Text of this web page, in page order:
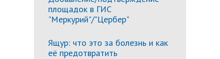
площадок в ГИС
"Меркурий"/"Цербер"
Ящур: что это за болезнь и как
её предотвратить